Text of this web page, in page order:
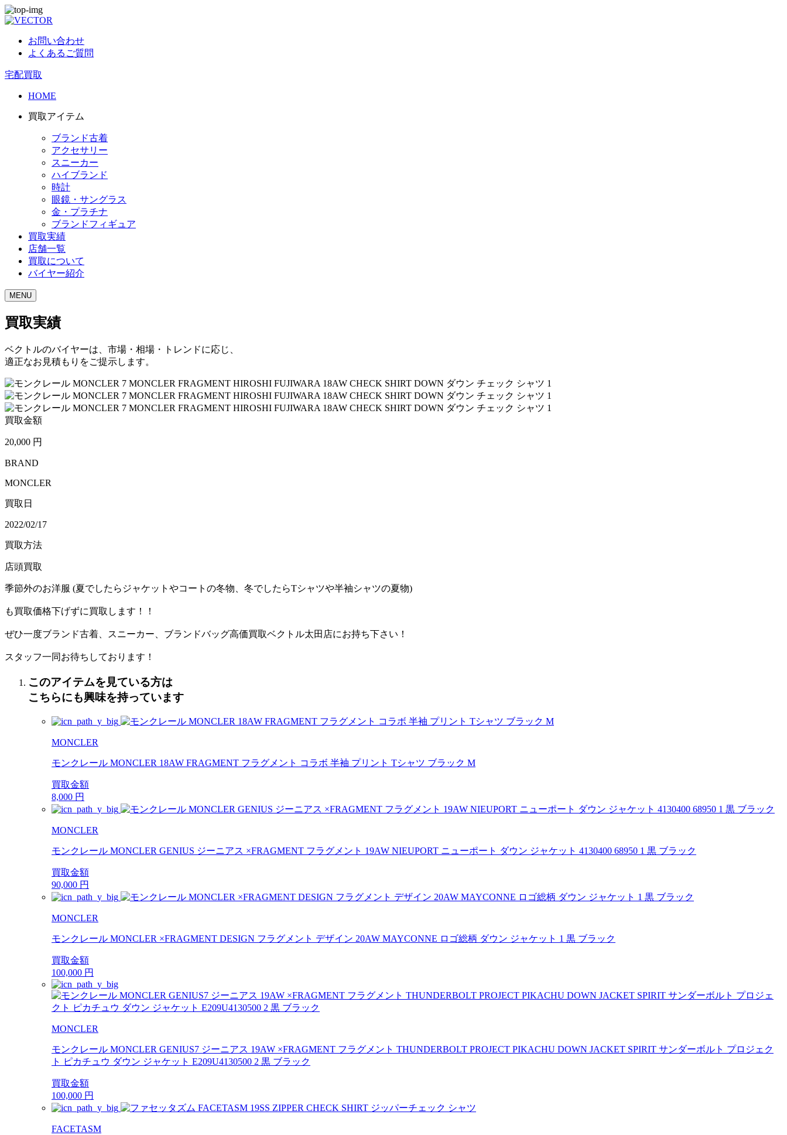
お問い合わせ
よくあるご質問
宅配買取
HOME
買取アイテム
ブランド古着
アクセサリー
スニーカー
ハイブランド
時計
眼鏡・サングラス
金・プラチナ
ブランドフィギュア
買取実績
店舗一覧
買取について
バイヤー紹介
MENU
買取実績
ベクトルのバイヤーは、市場・相場・トレンドに応じ、
適正なお見積もりをご提示します。
買取金額
20,000 円
BRAND
MONCLER
買取日
2022/02/17
買取方法
店頭買取
季節外のお洋服 (夏でしたらジャケットやコートの冬物、冬でしたらTシャツや半袖シャツの夏物)
も買取価格下げずに買取します！！
ぜひ一度ブランド古着、スニーカー、ブランドバッグ高価買取ベクトル太田店にお持ち下さい！
スタッフ一同お待ちしております！
このアイテムを見ている方は
こちらにも興味を持っています
MONCLER
モンクレール MONCLER 18AW FRAGMENT フラグメント コラボ 半袖 プリント Tシャツ ブラック M
買取金額
8,000 円
MONCLER
モンクレール MONCLER GENIUS ジーニアス ×FRAGMENT フラグメント 19AW NIEUPORT ニューポート ダウン ジャケット 4130400 68950 1 黒 ブラック
買取金額
90,000 円
MONCLER
モンクレール MONCLER ×FRAGMENT DESIGN フラグメント デザイン 20AW MAYCONNE ロゴ総柄 ダウン ジャケット 1 黒 ブラック
買取金額
100,000 円
MONCLER
モンクレール MONCLER GENIUS7 ジーニアス 19AW ×FRAGMENT フラグメント THUNDERBOLT PROJECT PIKACHU DOWN JACKET SPIRIT サンダーボルト プロジェク
ト ピカチュウ ダウン ジャケット E209U4130500 2 黒 ブラック
買取金額
100,000 円
FACETASM